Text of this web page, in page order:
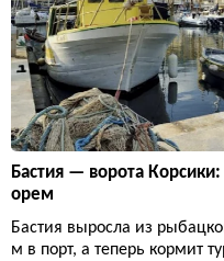
Бастия — ворота
орем
Бастия выросла из
м в порт, а теперь кормит